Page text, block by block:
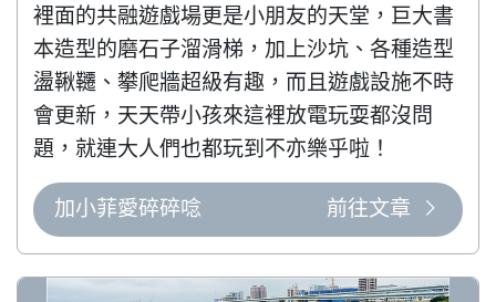
裡面的共融遊戲場更是小朋友的天堂，巨大書
本造型的磨石子溜滑梯，加上沙坑、各種造型
盪鞦韆、攀爬牆超級有趣，而且遊戲設施不時
會更新，天天帶小孩來這裡放電玩耍都沒問
題，就連大人們也都玩到不亦樂乎啦！
加小菲愛碎碎唸 前往文章